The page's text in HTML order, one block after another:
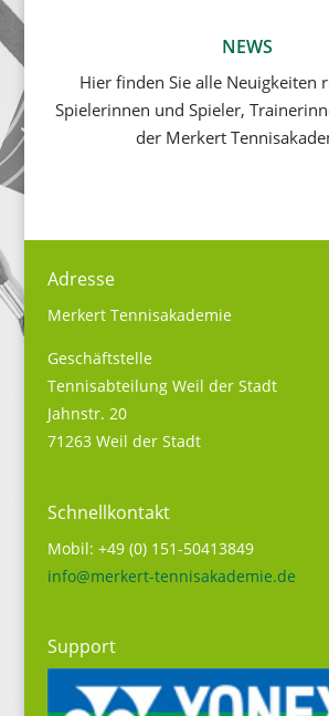
NEWS
Hier finden Sie alle Neuigkeiten
Spielerinnen und Spieler,
der Merkert
Adresse
Merkert Tennisakademie
Geschäftstelle
Tennisabteilung Weil der Stadt
Jahnstr. 20
71263 Weil der Stadt
Schnellkontakt
Mobil: +49 (0) 151-50413849
info@merkert-tennisakademie.de
Support